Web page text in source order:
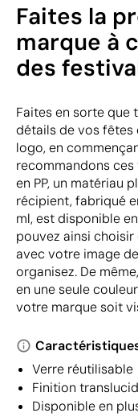
Faites la
marque à
des
Faites en sorte que
détails de vos
logo, en
recommandons
en PP, un matériau
récipient, fabriqué
ml, est disponible
pouvez ainsi
avec votre image
organisez. De
en une seule
votre marque soit
Verre réutilisable
Finition
Disponible en